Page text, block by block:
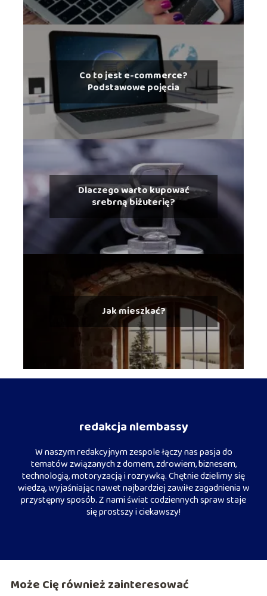
Co to jest e-commerce?
Podstawowe pojęcia
Dlaczego warto kupować
srebrną biżuterię?
Jak mieszkać?
redakcja nlembassy
W naszym redakcyjnym zespole łączy nas pasja do
tematów związanych z domem, zdrowiem, biznesem,
technologią, motoryzacją i rozrywką. Chętnie dzielimy się
wiedzą, wyjaśniając nawet najbardziej zawiłe zagadnienia w
przystępny sposób. Z nami świat codziennych spraw staje
się prostszy i ciekawszy!
Może Cię również zainteresować